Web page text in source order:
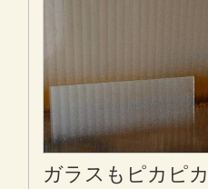
ガラスもピカピ